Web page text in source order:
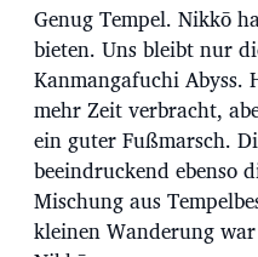
Genug Tempel. Nikkō
bieten. Uns bleibt nur
Kanmangafuchi
mehr Zeit verbracht,
ein guter Fußmarsch.
beeindruckend ebenso
Mischung aus
kleinen Wanderung